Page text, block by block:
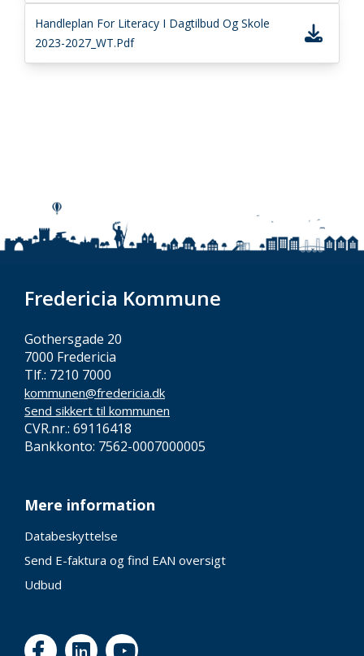
Handleplan For Literacy I Dagtilbud Og Skole
2023-2027_WT.pdf
Fredericia Kommune
Gothersgade 20
7000 Fredericia
Tlf.: 7210 7000
kommunen@fredericia.dk
Send sikkert til kommunen
CVR.nr.: 69116418
Bankkonto: 7562-0007000005
Mere information
Databeskyttelse
Send E-faktura og find EAN oversigt
Udbud